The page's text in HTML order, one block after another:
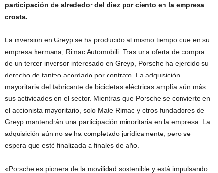
participación de alrededor del diez por ciento en la empresa
croata.
La inversión en Greyp se ha producido al mismo tiempo que en su
empresa hermana, Rimac Automobili. Tras una oferta de compra
de un tercer inversor interesado en Greyp, Porsche ha ejercido su
derecho de tanteo acordado por contrato. La adquisición
mayoritaria del fabricante de bicicletas eléctricas amplía aún más
sus actividades en el sector. Mientras que Porsche se convierte en
el accionista mayoritario, solo Mate Rimac y otros fundadores de
Greyp mantendrán una participación minoritaria en la empresa. La
adquisición aún no se ha completado jurídicamente, pero se
espera que esté finalizada a finales de año.
«Porsche es pionera de la movilidad sostenible y está impulsando